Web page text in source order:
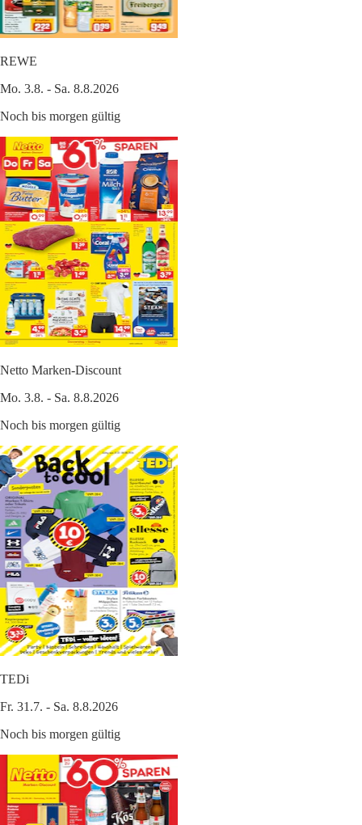
REWE
Mo. 3.8. - Sa. 8.8.2026
Noch bis morgen gültig
Netto Marken-Discount
Mo. 3.8. - Sa. 8.8.2026
Noch bis morgen gültig
TEDi
Fr. 31.7. - Sa. 8.8.2026
Noch bis morgen gültig